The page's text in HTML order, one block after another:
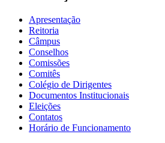
Apresentação
Reitoria
Câmpus
Conselhos
Comissões
Comitês
Colégio de Dirigentes
Documentos Institucionais
Eleições
Contatos
Horário de Funcionamento